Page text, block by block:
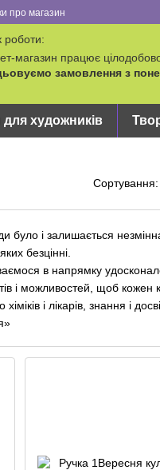
про магазин
роботи:
магазин працює
замовлення з
художників
Сортування:
і залишається незмінна
безцінні.
в напрямку
і можливостей, щоб кожен
хіміків і лікарів, знання і